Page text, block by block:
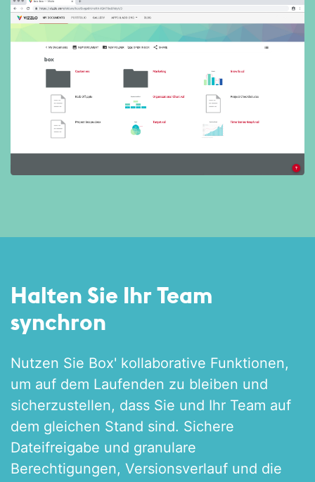
Halten Sie Ihr Team
synchron
Nutzen Sie Box' kollaborative Funktionen,
um auf dem Laufenden zu bleiben und
sicherzustellen, dass Sie und Ihr Team auf
dem gleichen Stand sind. Sichere
Dateifreigabe und granulare
Berechtigungen, Versionsverlauf und die